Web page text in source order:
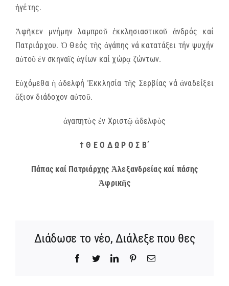
ἡγέτης.
Ἀφῆκεν μνήμην λαμπροῦ ἐκκλησιαστικοῦ ἀνδρός καί
Πατριάρχου. Ὁ Θεός τῆς ἀγάπης νά κατατάξει τήν ψυχήν
αὐτοῦ ἐν σκηναῖς ἁγίων καί χώρᾳ ζώντων.
Εὐχόμεθα ἡ ἀδελφή Ἐκκλησία τῆς Σερβίας νά ἀναδείξει
ἄξιον διάδοχον αὐτοῦ.
ἀγαπητὸς ἐν Χριστῷ ἀδελφὸς
† Θ Ε Ο Δ Ω Ρ Ο Σ Β΄
Πάπας καί Πατριάρχης Ἀλεξανδρείας καί πάσης
Ἀφρικῆς
Διάδωσε το νέο, Διάλεξε που θες
Facebook
TwitterLinkedInPinterestEmail